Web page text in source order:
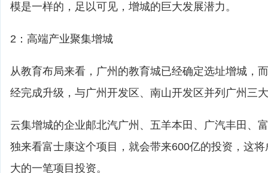
模是一样的，足以可见，增城的巨大发展潜力。
2：高端产业聚集增城
从教育布局来看，广州的教育城已经确定选址增城，
经完成升级，与广州开发区、南山开发区并列广州三
云集增城的企业邮北汽广州、五羊本田、广汽丰田、
独来看富士康这个项目，就会带来600亿的投资，这
大的一笔项目投资。